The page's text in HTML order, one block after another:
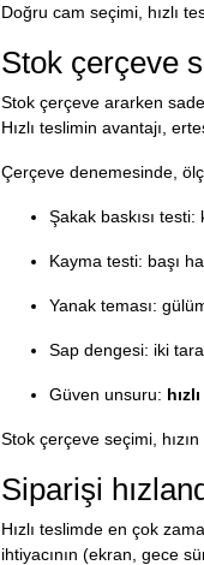
Doğru cam seçimi, hızlı
Stok çerçeve
Stok çerçeve ararken
Hızlı teslimin avantajı,
Çerçeve denemesinde,
Şakak baskısı
Kayma testi: başı
Yanak teması:
Sap dengesi: iki
Güven unsuru:
Stok çerçeve seçimi, hızın
Siparişi
Hızlı teslimde en çok
ihtiyacının (ekran, gece